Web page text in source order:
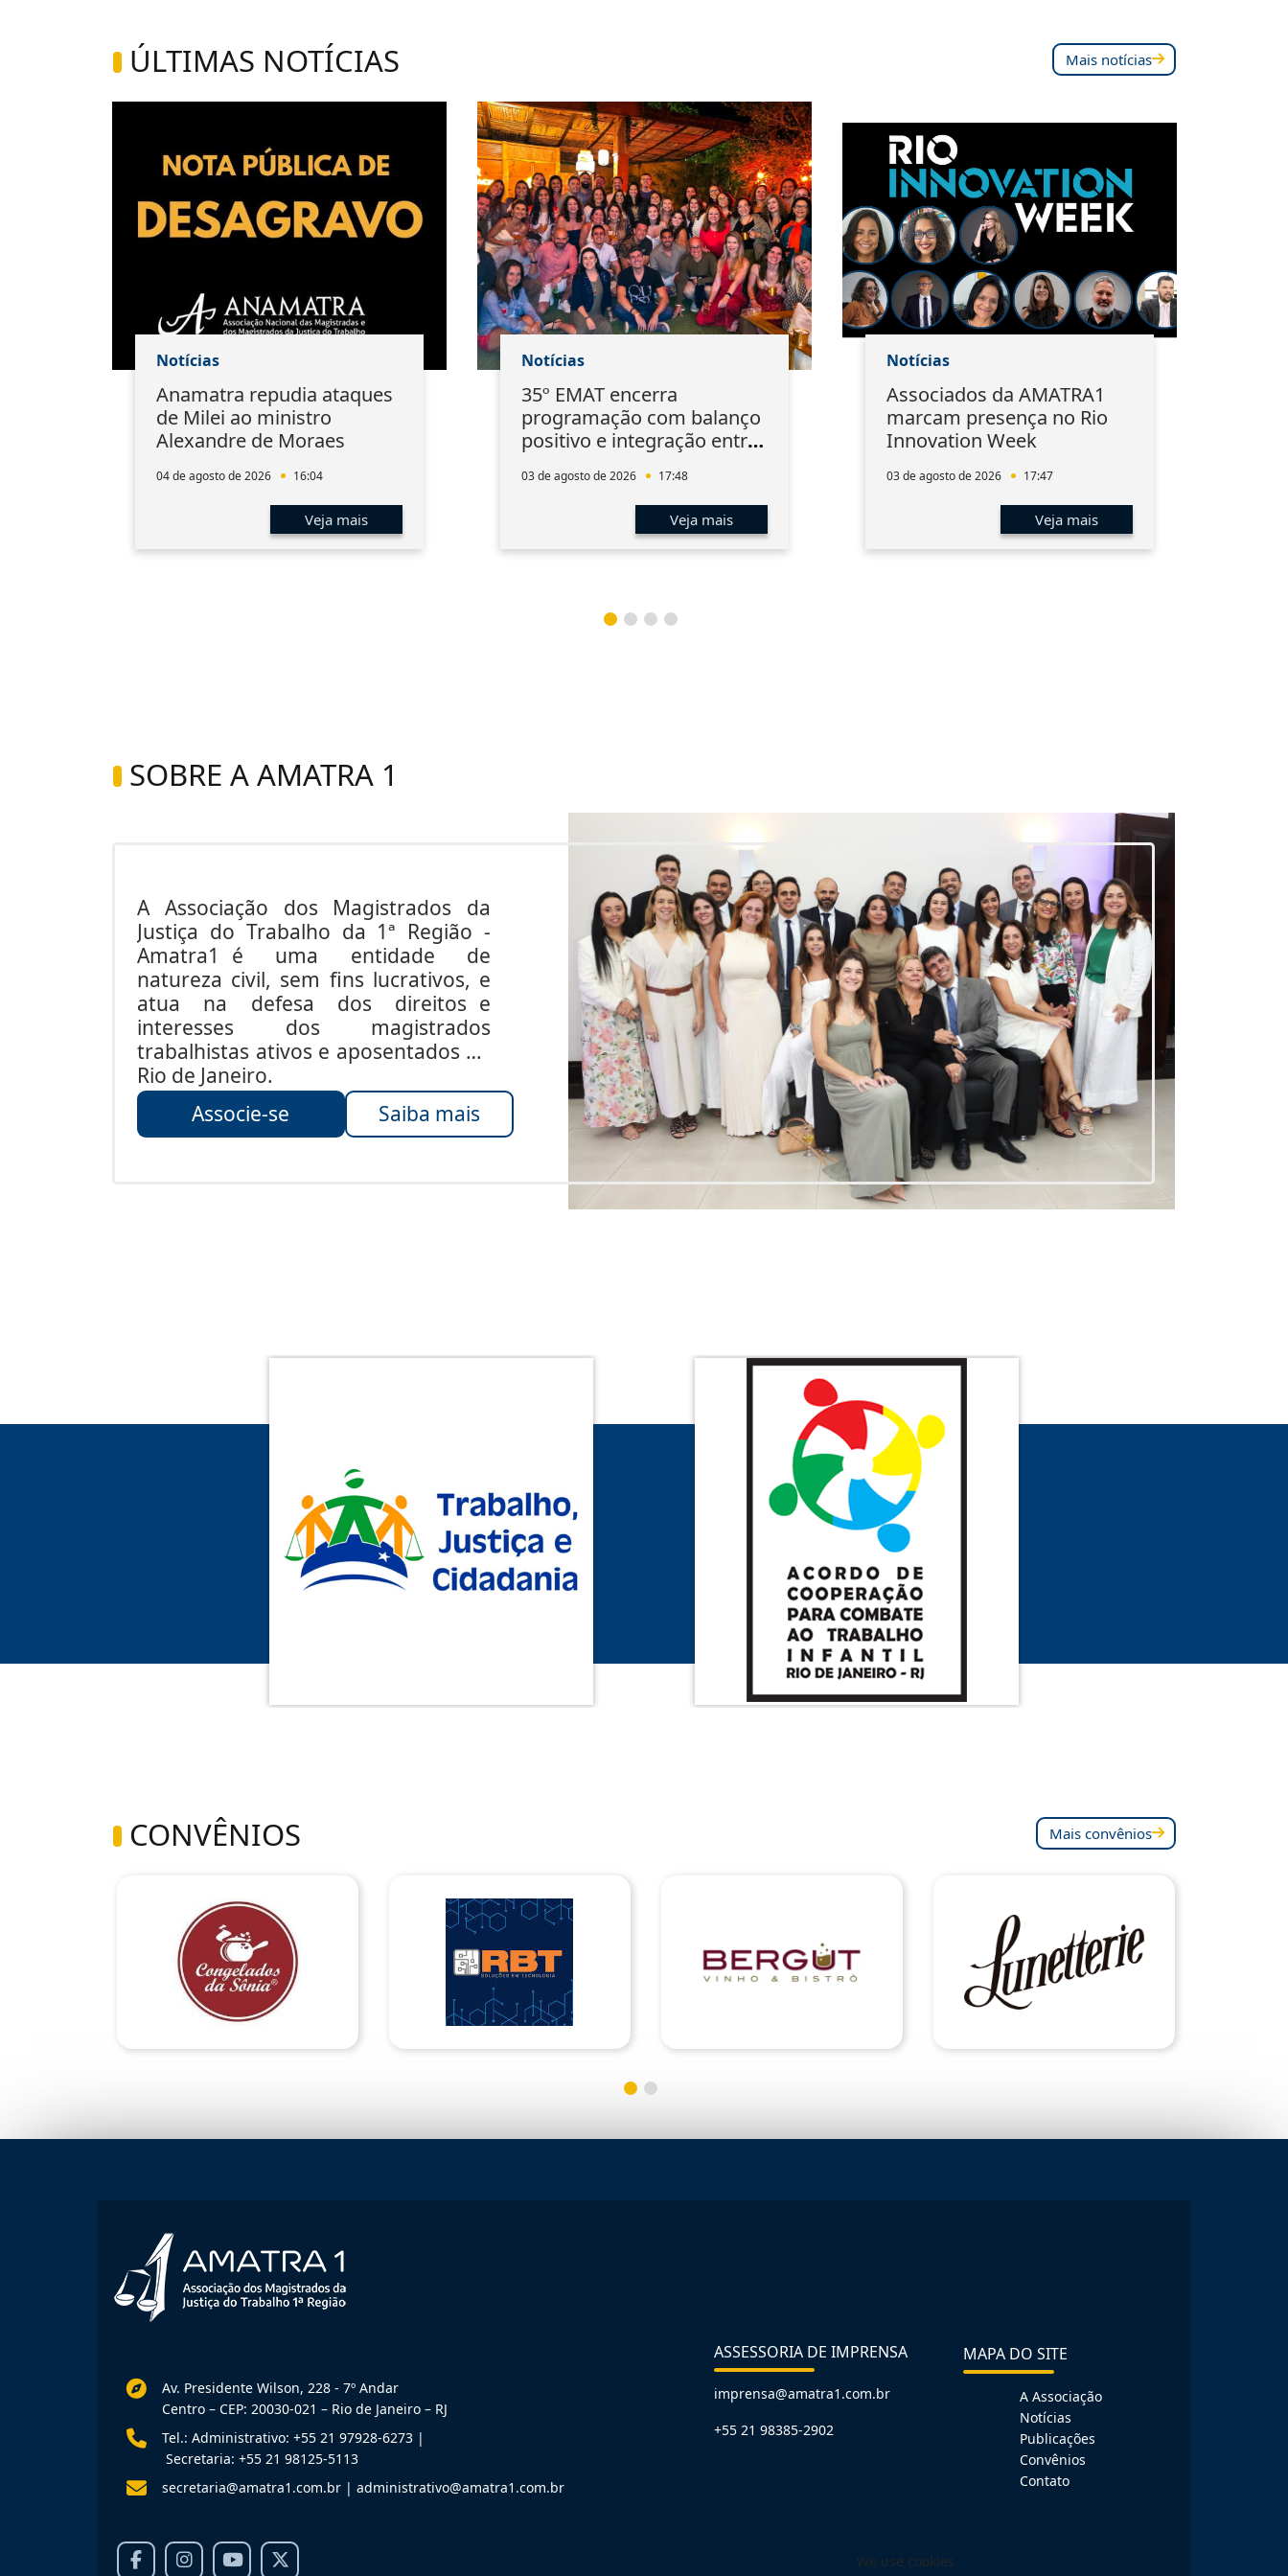
Mais notícias
ÚLTIMAS NOTÍCIAS
Notícias
Anamatra repudia ataques
de Milei ao ministro
Alexandre de Moraes
04 de agosto de 2026 16:04
Veja mais
Notícias
35º EMAT encerra
programação com balanço
positivo e integração entre
03 de agosto de 2026 17:48
Veja mais
Notícias
Associados da AMATRA1
marcam presença no Rio
Innovation Week
03 de agosto de 2026 17:47
Veja mais
SOBRE A AMATRA 1
A Associação dos Magistrados da
Justiça do Trabalho da 1ª Região -
Amatra1 é uma entidade de
natureza civil, sem fins lucrativos, e
atua na defesa dos direitos e
interesses dos magistrados
trabalhistas ativos e aposentados do
Rio de Janeiro.
Associe-se
Saiba mais
CONVÊNIOS Mais convênios
Av. Presidente Wilson, 228 - 7º Andar
Centro – CEP: 20030-021 – Rio de Janeiro – RJ
Tel.: Administrativo: +55 21 97928-6273 |
Secretaria: +55 21 98125-5113
secretaria@amatra1.com.br | administrativo@amatra1.com.br
ASSESSORIA DE IMPRENSA
imprensa@amatra1.com.br
+55 21 98385-2902
MAPA DO SITE
A Associação
Notícias
Publicações
Convênios
Contato
We use cookies